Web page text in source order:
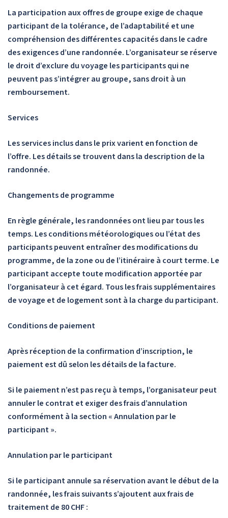
La participation aux offres de groupe exige de chaque
participant de la tolérance, de l’adaptabilité et une
compréhension des différentes capacités dans le cadre
des exigences d’une randonnée. L’organisateur se réserve
le droit d’exclure du voyage les participants qui ne
peuvent pas s’intégrer au groupe, sans droit à un
remboursement.
Services
Les services inclus dans le prix varient en fonction de
l’offre. Les détails se trouvent dans la description de la
randonnée.
Changements de programme
En règle générale, les randonnées ont lieu par tous les
temps. Les conditions météorologiques ou l’état des
participants peuvent entraîner des modifications du
programme, de la zone ou de l’itinéraire à court terme. Le
participant accepte toute modification apportée par
l’organisateur à cet égard. Tous les frais supplémentaires
de voyage et de logement sont à la charge du participant.
Conditions de paiement
Après réception de la confirmation d’inscription, le
paiement est dû selon les détails de la facture.
Si le paiement n’est pas reçu à temps, l’organisateur peut
annuler le contrat et exiger des frais d’annulation
conformément à la section « Annulation par le
participant ».
Annulation par le participant
Si le participant annule sa réservation avant le début de la
randonnée, les frais suivants s’ajoutent aux frais de
traitement de 80 CHF :